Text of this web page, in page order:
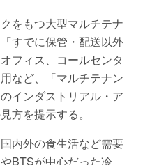
をもつ大型マルチテナ
すでに保管・配送以外
フィス、コールセンタ
など、「マルチテナン
インダストリアル・ア
方を提示する。
内外の食生活など需要
BTSが中心だった冷